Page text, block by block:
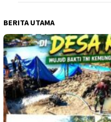
BERITA UTAMA